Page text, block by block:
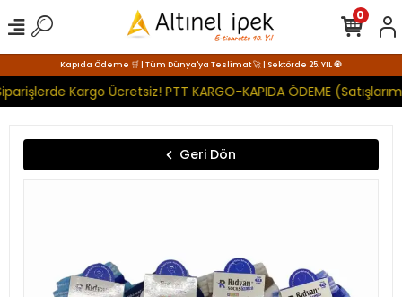
Kapıda Ödeme 🛒 | Tüm Dünya'ya Teslimat 🚀 | Sektörde 25. YIL 🧿
Kargo Ücretsiz! PTT KARGO-KAPIDA ÖDEME
0
Geri Dön